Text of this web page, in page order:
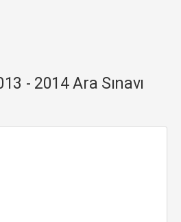
- 2014 Ara Sınavı